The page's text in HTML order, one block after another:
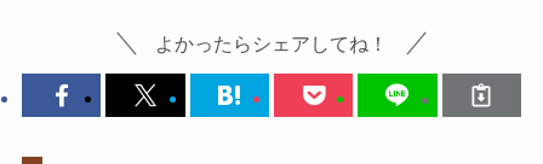
よかったらシェアしてね！